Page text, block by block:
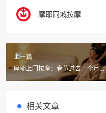
摩耶同城按摩
上一篇
摩耶上门按摩：春节过去一个月，
你的肝还好吗？在家按个摩就能养
相关文章